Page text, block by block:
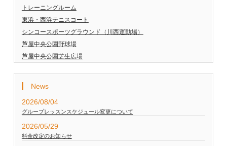
トレーニングルーム
東浜・西浜テニスコート
シンコースポーツグラウンド（川西運動場）
芦屋中央公園野球場
芦屋中央公園芝生広場
News
2026/08/04
グループレッスンスケジュール変更について
2026/05/29
料金改定のお知らせ